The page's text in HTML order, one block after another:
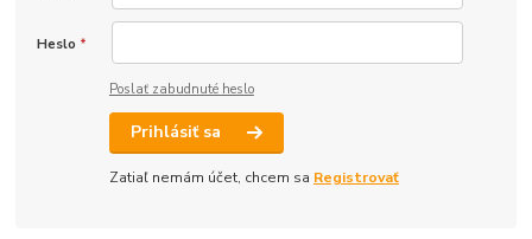
Heslo *
Poslať zabudnuté heslo
Prihlásiť sa
Zatiaľ nemám účet, chcem sa Registrovať